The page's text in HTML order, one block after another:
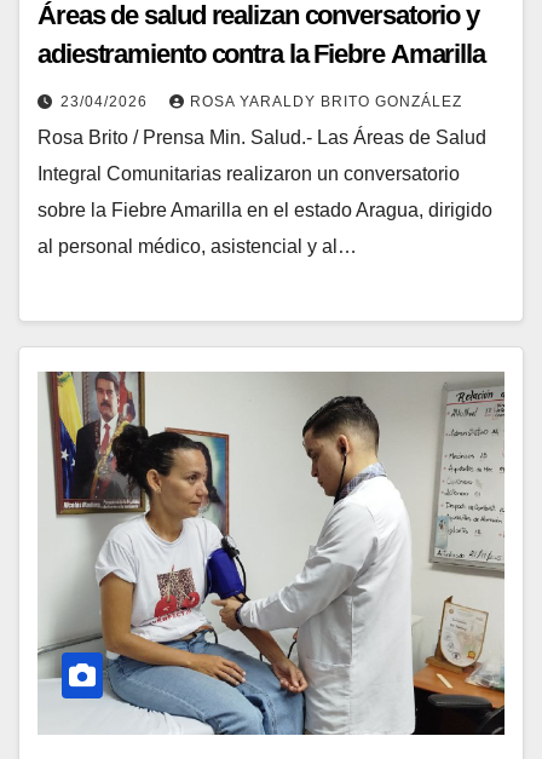
Áreas de salud realizan conversatorio y
adiestramiento contra la Fiebre Amarilla
en Aragua y Yaracuy
23/04/2026 ROSA YARALDY BRITO GONZÁLEZ
Rosa Brito / Prensa Min. Salud.- Las Áreas de Salud
Integral Comunitarias realizaron un conversatorio
sobre la Fiebre Amarilla en el estado Aragua, dirigido
al personal médico, asistencial y al…